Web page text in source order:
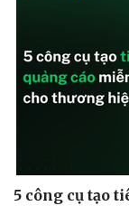
5 công cụ tạo